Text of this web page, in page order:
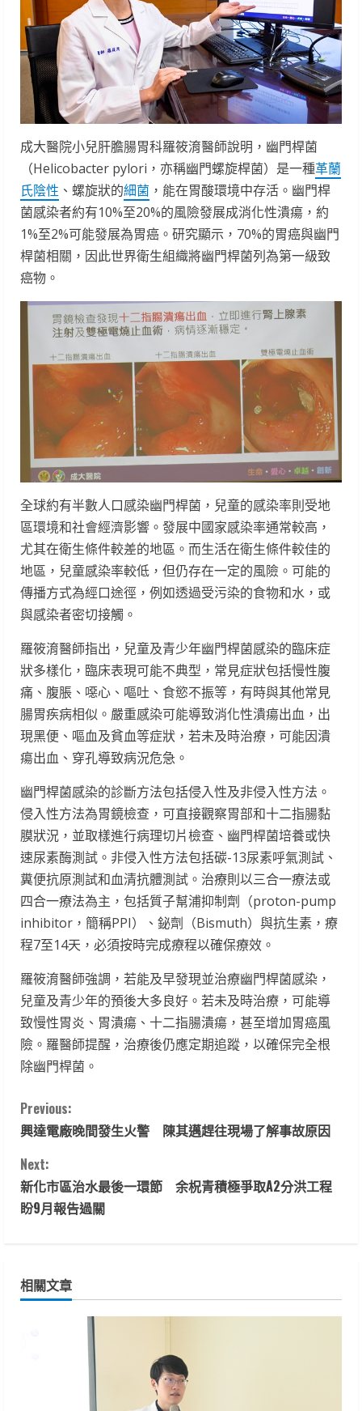
成大醫院小兒肝膽腸胃科羅筱淯醫師說明，幽門桿菌
（Helicobacter pylori，亦稱幽門螺旋桿菌）是一種革蘭
氏陰性 、螺旋狀的細菌 ，能在胃酸環境中存活。幽門桿
菌感染者約有10%至20%的風險發展成消化性潰瘍，約
1%至2%可能發展為胃癌。研究顯示，70%的胃癌與幽門
桿菌相關，因此世界衛生組織將幽門桿菌列為第一級致
癌物。
全球約有半數人口感染幽門桿菌，兒童的感染率則受地
區環境和社會經濟影響。發展中國家感染率通常較高，
尤其在衛生條件較差的地區。而生活在衛生條件較佳的
地區，兒童感染率較低，但仍存在一定的風險。可能的
傳播方式為經口途徑，例如透過受污染的食物和水，或
與感染者密切接觸。
羅筱淯醫師指出，兒童及青少年幽門桿菌感染的臨床症
狀多樣化，臨床表現可能不典型，常見症狀包括慢性腹
痛、腹脹、噁心、嘔吐、食慾不振等，有時與其他常見
腸胃疾病相似。嚴重感染可能導致消化性潰瘍出血，出
現黑便、嘔血及貧血等症狀，若未及時治療，可能因潰
瘍出血、穿孔導致病況危急。
幽門桿菌感染的診斷方法包括侵入性及非侵入性方法。
侵入性方法為胃鏡檢查，可直接觀察胃部和十二指腸黏
膜狀況，並取樣進行病理切片檢查、幽門桿菌培養或快
速尿素酶測試。非侵入性方法包括碳-13尿素呼氣測試、
糞便抗原測試和血清抗體測試。治療則以三合一療法或
四合一療法為主，包括質子幫浦抑制劑（proton-pump
inhibitor，簡稱PPI）、鉍劑（Bismuth）與抗生素，療
程7至14天，必須按時完成療程以確保療效。
羅筱淯醫師強調，若能及早發現並治療幽門桿菌感染，
兒童及青少年的預後大多良好。若未及時治療，可能導
致慢性胃炎、胃潰瘍、十二指腸潰瘍，甚至增加胃癌風
險。羅醫師提醒，治療後仍應定期追蹤，以確保完全根
除幽門桿菌。
C
o
n
t
n
Previous:
興達電廠晚間發生火警 陳其邁趕往現場了解事故原因
Next:
新化市區治水最後一環節 余柷青積極爭取A2分洪工程
盼9月報告過關
相關文章